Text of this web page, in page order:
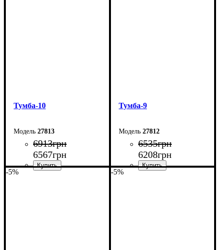
Тумба-10
27813
6913грн
6567грн
Тумба-9
27812
6535грн
6208грн
-5% -5%